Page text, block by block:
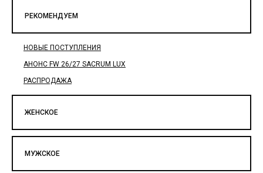
РЕКОМЕНДУЕМ
НОВЫЕ ПОСТУПЛЕНИЯ
АНОНС FW 26/27 SACRUM LUX
РАСПРОДАЖА
ЖЕНСКОЕ
МУЖСКОЕ